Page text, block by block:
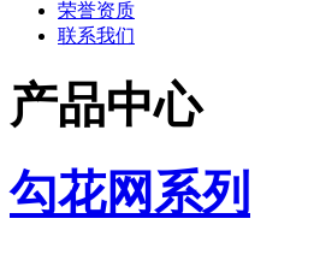
荣誉资质
联系我们
产品中心
勾花网系列